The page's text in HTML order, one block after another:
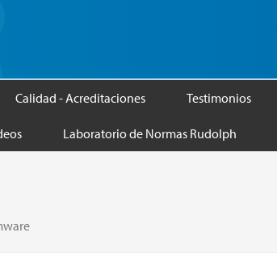
Calidad - Acreditaciones Testimonios
Laboratorio de Normas Rudolph